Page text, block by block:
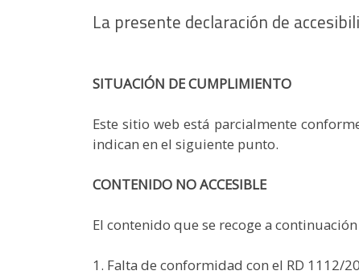
La presente declaración de
SITUACIÓN DE CUMPLIMIENTO
Este sitio web está parcialmente
indican en el siguiente punto.
CONTENIDO NO ACCESIBLE
El contenido que se recoge a
1. Falta de conformidad con el RD 1112/